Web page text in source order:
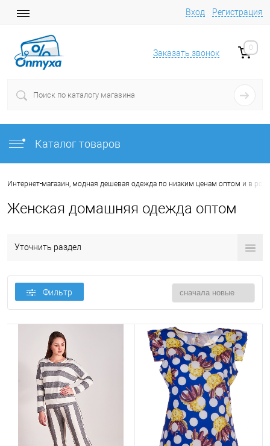
Вход Регистрация
Заказать звонок
0
Каталог товаров
Интернет-магазин, модная дешевая одежда по низким ценам оптом и в
Женская домашняя одежда оптом
Уточнить раздел
Фильтр